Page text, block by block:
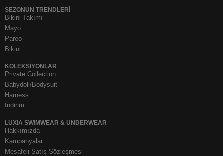
SEZONUN TRENDLERI
Bikini Takımı
Mayo
Pareo
Bikini
KOLEKSIYONLAR
Private Collection
Babydoll/Bodysuit
Harness
İndirim
LUXIA SWIMWEAR & UNDERWEAR
Hakkımızda
Kampanyalar
Mesafeli Satış Sözleşmesi